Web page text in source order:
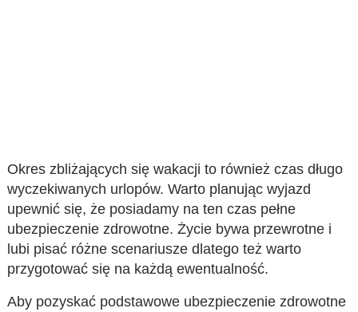
Okres zbliżających się wakacji to również czas długo
wyczekiwanych urlopów. Warto planując wyjazd
upewnić się, że posiadamy na ten czas pełne
ubezpieczenie zdrowotne. Życie bywa przewrotne i
lubi pisać różne scenariusze dlatego też warto
przygotować się na każdą ewentualność.
Aby pozyskać podstawowe ubezpieczenie zdrowotne